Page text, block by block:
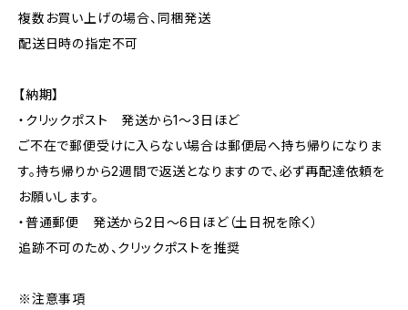
複数お買い上げの場合、同梱発送
配送日時の指定不可
【納期】
・クリックポスト 発送から1〜3日ほど
ご不在で郵便受けに入らない場合は郵便局へ持ち帰りになりま
す。持ち帰りから2週間で返送となりますので、必ず再配達依頼を
お願いします。
・普通郵便 発送から2日〜6日ほど（土日祝を除く）
追跡不可のため、クリックポストを推奨
※注意事項